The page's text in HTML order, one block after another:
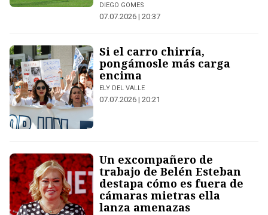
DIEGO GOMES
07.07.2026 | 20:37
Si el carro chirría,
pongámosle más carga
encima
ELY DEL VALLE
07.07.2026 | 20:21
Un excompañero de
trabajo de Belén Esteban
destapa cómo es fuera de
cámaras mietras ella
lanza amenazas